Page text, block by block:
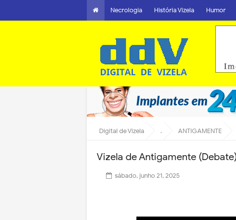
Necrologia História Vizela Humor
Digital de Vizela . ANTIGAMENTE
Vizela de Antigamente
sábado, junho 21, 2025